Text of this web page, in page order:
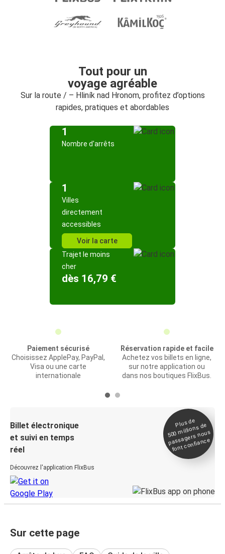
Tout pour un
voyage agréable
Sur la route / – Hliník nad Hronom, profitez d’options
rapides, pratiques et abordables
1
Nombre d'arrêts
1
Villes
directement
accessibles
Voir la carte
Trajet le moins
cher
dès 16,79 €
Paiement sécurisé
Choisissez ApplePay, PayPal,
Visa ou une carte
internationale
Réservation rapide et facile
Achetez vos billets en ligne,
sur notre application ou
dans nos boutiques FlixBus.
Billet électronique
et suivi en temps
réel
Découvrez l'application FlixBus
Plus de
500
millions de
passagers nous
font confiance
Sur cette page